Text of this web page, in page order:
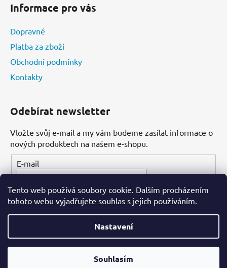
Tento web používá soubory cookie. Dalším procházením
tohoto webu vyjadřujete souhlas s jejich používáním.
Nastavení
Souhlasím
Informace pro vás
Dopravné
Platba za zboží
Obchodní podmínky
Kontakty
Odebírat newsletter
Vložte svůj e-mail a my vám budeme zasílat informace o
nových produktech na našem e-shopu.
E-mail
PŘIHLÁSIT SE
Vytvořil Shoptet
Dental-ordinace.cz